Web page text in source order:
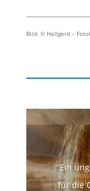
Bild: © Hallgerd –
“Ein
für die